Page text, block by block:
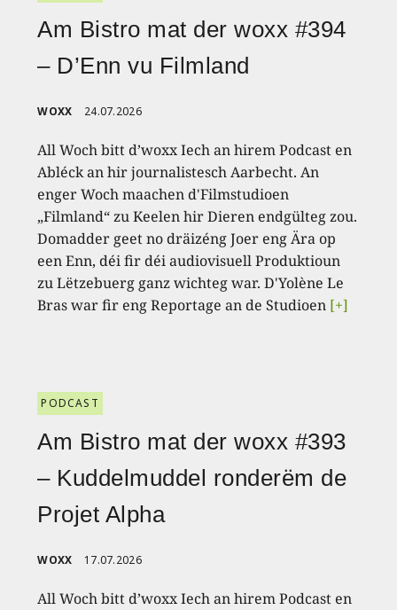
Am Bistro mat der woxx #394
– D’Enn vu Filmland
WOXX 24.07.2026
All Woch bitt d’woxx Iech an hirem Podcast en
Abléck an hir journalistesch Aarbecht. An
enger Woch maachen d'Filmstudioen
„Filmland“ zu Keelen hir Dieren endgülteg zou.
Domadder geet no dräizéng Joer eng Ära op
een Enn, déi fir déi audiovisuell Produktioun
zu Lëtzebuerg ganz wichteg war. D'Yolène Le
Bras war fir eng Reportage an de Studioen [+]
PODCAST
Am Bistro mat der woxx #393
– Kuddelmuddel ronderëm de
Projet Alpha
WOXX 17.07.2026
All Woch bitt d’woxx Iech an hirem Podcast en